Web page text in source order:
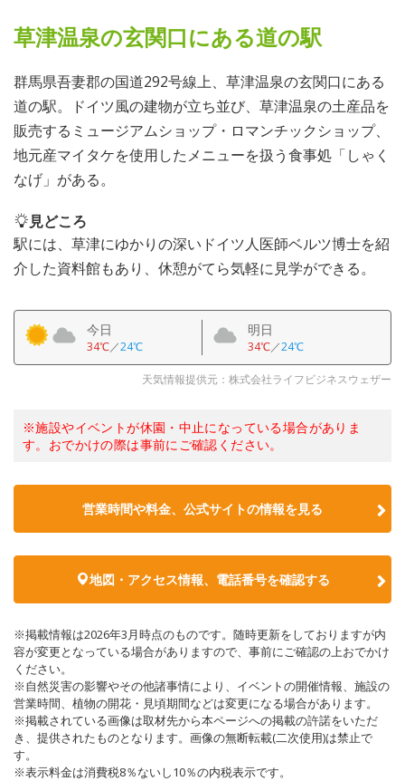
草津温泉の玄関口にある道の駅
群馬県吾妻郡の国道292号線上、草津温泉の玄関口にある
道の駅。ドイツ風の建物が立ち並び、草津温泉の土産品を
販売するミュージアムショップ・ロマンチックショップ、
地元産マイタケを使用したメニューを扱う食事処「しゃく
なげ」がある。
見どころ
駅には、草津にゆかりの深いドイツ人医師ベルツ博士を紹
介した資料館もあり、休憩がてら気軽に見学ができる。
今日
34℃／24℃
明日
34℃／24℃
天気情報提供元：株式会社ライフビジネスウェザー
※施設やイベントが休園・中止になっている場合がありま
す。おでかけの際は事前にご確認ください。
営業時間や料金、公式サイトの情報を見る
地図・アクセス情報、電話番号を確認する
※掲載情報は2026年3月時点のものです。随時更新をしておりますが内
容が変更となっている場合がありますので、事前にご確認の上おでかけ
ください。
※自然災害の影響やその他諸事情により、イベントの開催情報、施設の
営業時間、植物の開花・見頃期間などは変更になる場合があります。
※掲載されている画像は取材先から本ページへの掲載の許諾をいただ
き、提供されたものとなります。画像の無断転載(二次使用)は禁止で
す。
※表示料金は消費税8％ないし10％の内税表示です。